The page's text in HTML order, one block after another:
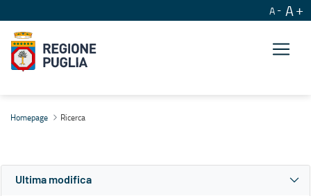
A A
Homepage Ricerca
Ultima modifica